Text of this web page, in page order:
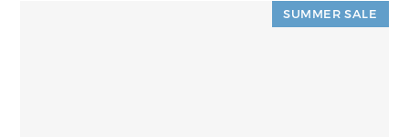
検索
SUMMER SALE